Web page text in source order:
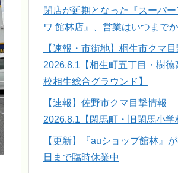
閉店が延期となった『スーパ
ワ 館林店』、営業はいつまでか
【速報・市街地】桐生市クマ
2026.8.1【相生町五丁目・樹徳
校相生総合グラウンド】
【速報】佐野市クマ目撃情報
2026.8.1【閑馬町・旧閑馬小学
【更新】『auショップ館林』
日まで臨時休業中